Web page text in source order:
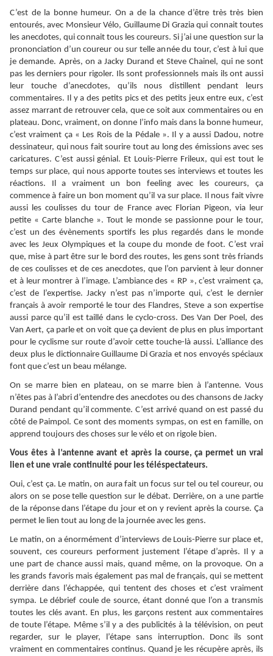
C’est de la bonne humeur. On a de la chance d’être très très bien
entourés, avec Monsieur Vélo, Guillaume Di Grazia qui connait toutes
les anecdotes, qui connait tous les coureurs. Si j’ai une question sur la
prononciation d’un coureur ou sur telle année du tour, c’est à lui que
je demande. Après, on a Jacky Durand et Steve Chainel, qui ne sont
pas les derniers pour rigoler. Ils sont professionnels mais ils ont aussi
leur touche d’anecdotes, qu’ils nous distillent pendant leurs
commentaires. Il y a des petits pics et des petits jeux entre eux, c’est
assez marrant de retrouver cela, que ce soit aux commentaires ou en
plateau. Donc, vraiment, on donne l’info mais dans la bonne humeur,
c’est vraiment ça « Les Rois de la Pédale ». Il y a aussi Dadou, notre
dessinateur, qui nous fait sourire tout au long des émissions avec ses
caricatures. C’est aussi génial. Et Louis-Pierre Frileux, qui est tout le
temps sur place, qui nous apporte toutes ses interviews et toutes les
réactions. Il a vraiment un bon feeling avec les coureurs, ça
commence à faire un bon moment qu’il va sur place. Il nous fait vivre
aussi les coulisses du tour de France avec Florian Pigeon, via leur
petite « Carte blanche ». Tout le monde se passionne pour le tour,
c’est un des évènements sportifs les plus regardés dans le monde
avec les Jeux Olympiques et la coupe du monde de foot. C’est vrai
que, mise à part être sur le bord des routes, les gens sont très friands
de ces coulisses et de ces anecdotes, que l’on parvient à leur donner
et à leur montrer à l’image. L’ambiance des « RP », c’est vraiment ça,
c’est de l’expertise. Jacky n’est pas n’importe qui, c’est le dernier
français à avoir remporté le tour des Flandres, Steve a son expertise
aussi parce qu’il est taillé dans le cyclo-cross. Des Van Der Poel, des
Van Aert, ça parle et on voit que ça devient de plus en plus important
pour le cyclisme sur route d’avoir cette touche-là aussi. L’alliance des
deux plus le dictionnaire Guillaume Di Grazia et nos envoyés spéciaux
font que c’est un beau mélange.
On se marre bien en plateau, on se marre bien à l’antenne. Vous
n’êtes pas à l’abri d’entendre des anecdotes ou des chansons de Jacky
Durand pendant qu’il commente. C’est arrivé quand on est passé du
côté de Paimpol. Ce sont des moments sympas, on est en famille, on
apprend toujours des choses sur le vélo et on rigole bien.
Vous êtes à l’antenne avant et après la course, ça permet un vrai
lien et une vraie continuité pour les téléspectateurs.
Oui, c’est ça. Le matin, on aura fait un focus sur tel ou tel coureur, ou
alors on se pose telle question sur le débat. Derrière, on a une partie
de la réponse dans l’étape du jour et on y revient après la course. Ça
permet le lien tout au long de la journée avec les gens.
Le matin, on a énormément d’interviews de Louis-Pierre sur place et,
souvent, ces coureurs performent justement l’étape d’après. Il y a
une part de chance aussi mais, quand même, on la provoque. On a
les grands favoris mais également pas mal de français, qui se mettent
derrière dans l’échappée, qui tentent des choses et c’est vraiment
sympa. Le débrief coule de source, étant donné que l’on a transmis
toutes les clés avant. En plus, les garçons restent aux commentaires
de toute l’étape. Même s’il y a des publicités à la télévision, on peut
regarder, sur le player, l’étape sans interruption. Donc ils sont
vraiment en commentaires continus. Quand je les récupère après, ils